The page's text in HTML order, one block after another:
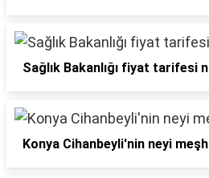
Sağlık Bakanlığı fiyat tarifesi
Konya Cihanbeyli'nin neyi